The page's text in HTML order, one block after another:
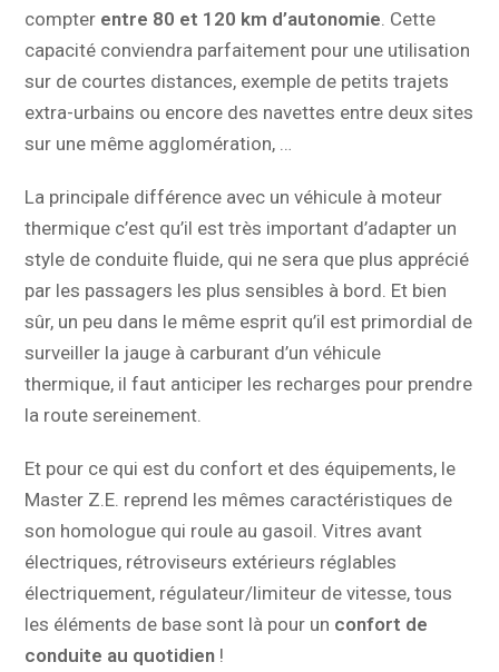
compter entre 80 et 120 km d’autonomie . Cette
capacité conviendra parfaitement pour une utilisation
sur de courtes distances, exemple de petits trajets
extra-urbains ou encore des navettes entre deux sites
sur une même agglomération, …
La principale différence avec un véhicule à moteur
thermique c’est qu’il est très important d’adapter un
style de conduite fluide, qui ne sera que plus apprécié
par les passagers les plus sensibles à bord. Et bien
sûr, un peu dans le même esprit qu’il est primordial de
surveiller la jauge à carburant d’un véhicule
thermique, il faut anticiper les recharges pour prendre
la route sereinement.
Et pour ce qui est du confort et des équipements, le
Master Z.E. reprend les mêmes caractéristiques de
son homologue qui roule au gasoil. Vitres avant
électriques, rétroviseurs extérieurs réglables
électriquement, régulateur/limiteur de vitesse, tous
les éléments de base sont là pour un confort de
conduite au quotidien !